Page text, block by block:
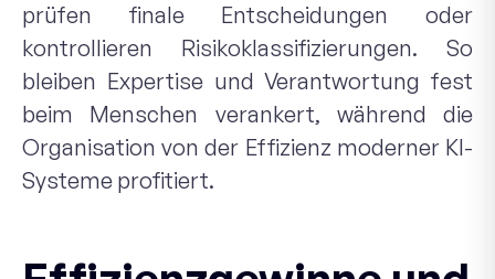
prüfen finale Entscheidungen oder
kontrollieren Risikoklassifizierungen. So
bleiben Expertise und Verantwortung fest
beim Menschen verankert, während die
Organisation von der Effizienz moderner KI-
Systeme profitiert.